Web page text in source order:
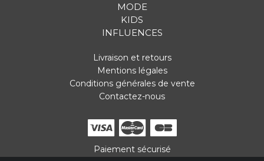
MODE
KIDS
INFLUENCES
Livraison et retours
Mentions légales
Conditions générales de vente
Contactez-nous
Paiement sécurisé